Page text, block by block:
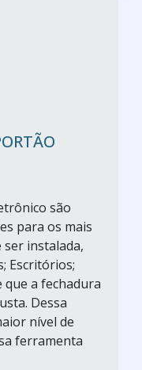
são
para os mais
instalada,
Escritórios;
a fechadura
Dessa
nível de
ferramenta